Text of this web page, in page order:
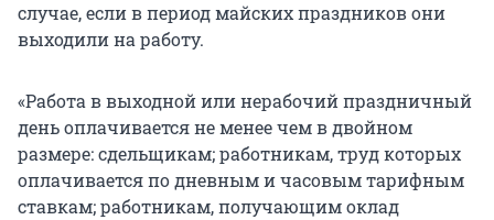
случае, если в период майских праздников они
выходили на работу.
«Работа в выходной или нерабочий праздничный
день оплачивается не менее чем в двойном
размере: сдельщикам; работникам, труд которых
оплачивается по дневным и часовым тарифным
ставкам; работникам, получающим оклад